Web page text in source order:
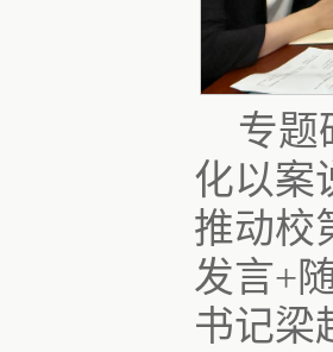
专题
化以案
推动校
发言+
书记梁